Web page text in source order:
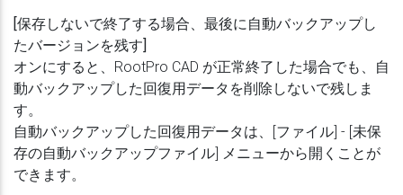
[保存しないで終了する場合、最後に自動バックアップし
たバージョンを残す]
オンにすると、RootPro CAD が正常終了した場合でも、自
動バックアップした回復用データを削除しないで残しま
す。
自動バックアップした回復用データは、[ファイル] - [未保
存の自動バックアップファイル] メニューから開くことが
できます。